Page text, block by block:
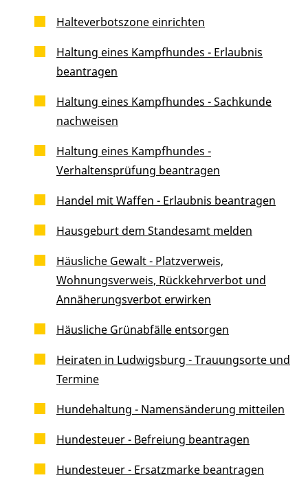
Halteverbotszone einrichten
Haltung eines Kampfhundes - Erlaubnis
beantragen
Haltung eines Kampfhundes - Sachkunde
nachweisen
Haltung eines Kampfhundes -
Verhaltensprüfung beantragen
Handel mit Waffen - Erlaubnis beantragen
Hausgeburt dem Standesamt melden
Häusliche Gewalt - Platzverweis,
Wohnungsverweis, Rückkehrverbot und
Annäherungsverbot erwirken
Häusliche Grünabfälle entsorgen
Heiraten in Ludwigsburg - Trauungsorte und
Termine
Hundehaltung - Namensänderung mitteilen
Hundesteuer - Befreiung beantragen
Hundesteuer - Ersatzmarke beantragen